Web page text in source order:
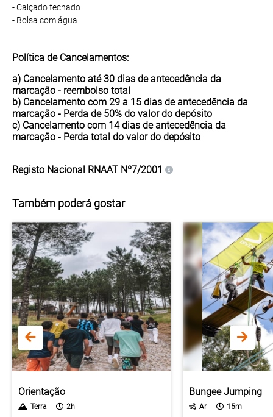
- Calçado fechado
- Bolsa com água
Política de Cancelamentos:
a) Cancelamento até 30 dias de antecedência da
marcação - reembolso total
b) Cancelamento com 29 a 15 dias de antecedência da
marcação - Perda de 50% do valor do depósito
c) Cancelamento com 14 dias de antecedência da
marcação - Perda total do valor do depósito
Registo Nacional RNAAT Nº7/2001
Também poderá gostar
Orientação
Terra 2h
Bungee Jumping
Ar 15m